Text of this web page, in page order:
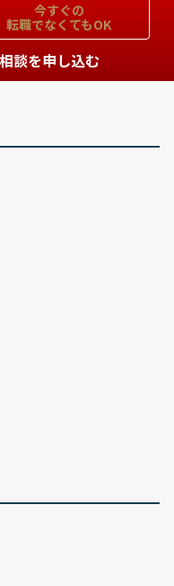
今すぐの
転職でなくてもOK
談を申し込む